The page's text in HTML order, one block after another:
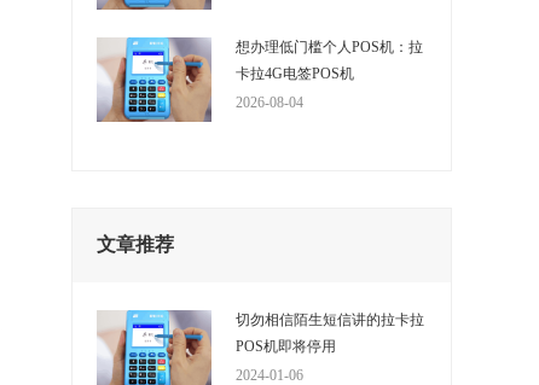
想办理低门槛个人POS机：拉
卡拉4G电签POS机
2026-08-04
文章推荐
切勿相信陌生短信讲的拉卡拉
POS机即将停用
2024-01-06